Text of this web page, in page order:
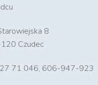
8
Czudec
71 046, 606-947-923